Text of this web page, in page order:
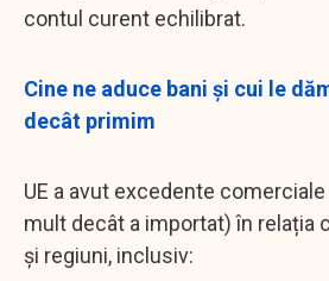
contul curent echilibrat.
Cine ne aduce bani și cui le
decât primim
UE a avut excedente
mult decât a importat) în relația
și regiuni, inclusiv: